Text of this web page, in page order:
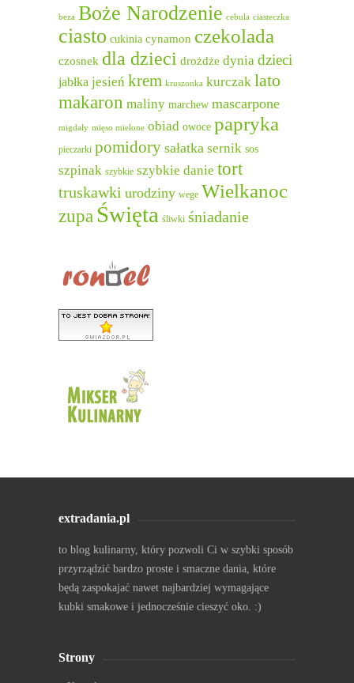
beza Boże Narodzenie cebula ciasteczka
ciasto cukinia cynamon czekolada
czosnek dla dzieci drożdże dynia dzieci
jabłka jesień krem kruszonka kurczak lato
makaron maliny marchew mascarpone
migdały mięso mielone obiad owoce papryka
pieczarki pomidory sałatka sernik sos
szpinak szybkie szybkie danie tort
truskawki urodziny wege Wielkanoc
zupa Święta śliwki śniadanie
extradania.pl
to blog kulinarny, który pozwoli Ci w szybki sposób
przyrządzić bardzo proste i smaczne dania, które
będą zaspokajać nawet najbardziej wymagające
kubki smakowe i jednocześnie cieszyć oko. :)
Strony